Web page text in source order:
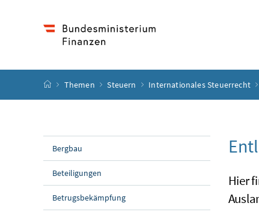
Startseite
Themen Steuern Internationales Steuerrecht
Bergbau
Beteiligungen
Betrugsbekämpfung
Hier